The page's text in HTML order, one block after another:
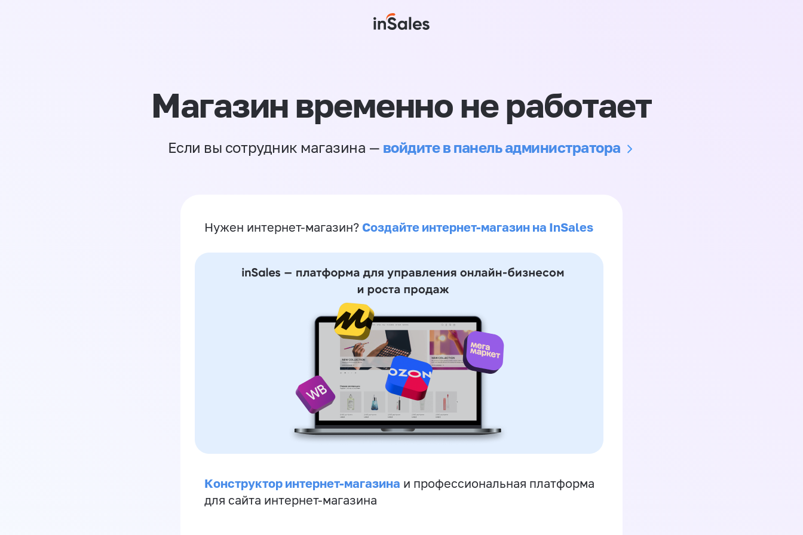
Магазин временно не работает
Если вы сотрудник магазина — войдите в панель администратора
Нужен интернет-магазин? Создайте интернет-магазин на InSales
Конструктор интернет-магазина и профессиональная платформа
для сайта интернет-магазина